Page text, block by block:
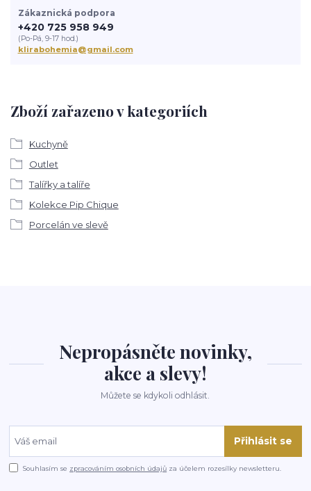
Zboží zařazeno v kategoriích
Kuchyně
Outlet
Talířky a talíře
Kolekce Pip Chique
Porcelán ve slevě
Zákaznická podpora
+420 725 958 949
(Po-Pá, 9-17 hod.)
klirabohemia@gmail.com
Nepropásněte novinky,
akce a slevy!
Můžete se kdykoli odhlásit.
Přihlásit se
Souhlasím se zpracováním osobních údajů za účelem rozesílky newsletteru.